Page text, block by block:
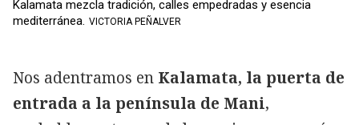
Kalamata mezcla tradición, calles empedradas y esencia
mediterránea. VICTORIA PEÑALVER
Nos adentramos en Kalamata, la puerta de
entrada a la península de Mani,